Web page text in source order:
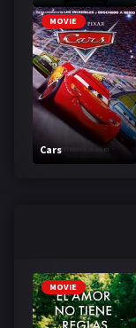
MOVIE
Cars
MOVIE